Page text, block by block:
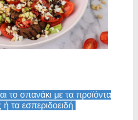
το σπανάκι με τα προϊόντα
ή τα εσπεριδοειδή